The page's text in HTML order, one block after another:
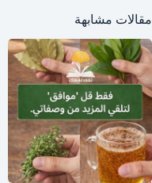
مقالات مشابهة